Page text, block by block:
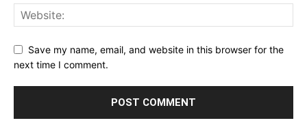
Save my name, email, and website in this browser for the
next time I comment.